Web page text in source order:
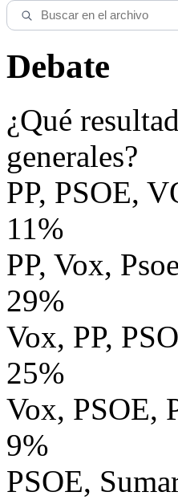
Debate
¿Qué
generales?
PP, PSOE,
11%
PP, Vox,
29%
Vox, PP,
25%
Vox, PSOE,
9%
PSOE,